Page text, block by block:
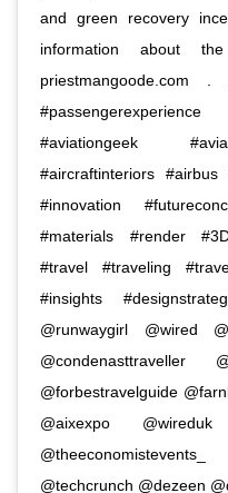
and green recovery
information about
#aviationgeek
#aircraftinteriors
#innovation
#materials #render
#travel #traveling
#insights
@runwaygirl @wired
@condenasttraveller
@forbestravelguide
@aixexpo
@techcrunch @dezeen